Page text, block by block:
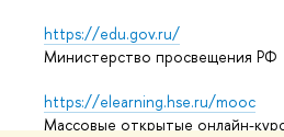
https://edu.gov.ru/
Министерство просвещения РФ
https://elearning.hse.ru/mooc
Массовые открытые онлайн-